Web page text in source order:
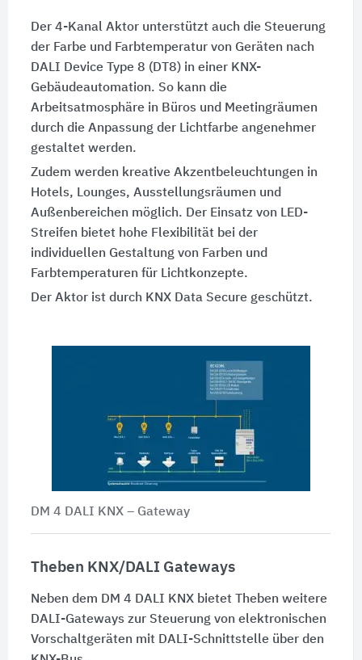
Der 4-Kanal Aktor unterstützt auch die Steuerung
der Farbe und Farbtemperatur von Geräten nach
DALI Device Type 8 (DT8) in einer KNX-
Gebäudeautomation. So kann die
Arbeitsatmosphäre in Büros und Meetingräumen
durch die Anpassung der Lichtfarbe angenehmer
gestaltet werden.
Zudem werden kreative Akzentbeleuchtungen in
Hotels, Lounges, Ausstellungsräumen und
Außenbereichen möglich. Der Einsatz von LED-
Streifen bietet hohe Flexibilität bei der
individuellen Gestaltung von Farben und
Farbtemperaturen für Lichtkonzepte.
Der Aktor ist durch KNX Data Secure geschützt.
DM 4 DALI KNX – Gateway
Theben KNX/DALI Gateways
Neben dem DM 4 DALI KNX bietet Theben weitere
DALI-Gateways zur Steuerung von elektronischen
Vorschaltgeräten mit DALI-Schnittstelle über den